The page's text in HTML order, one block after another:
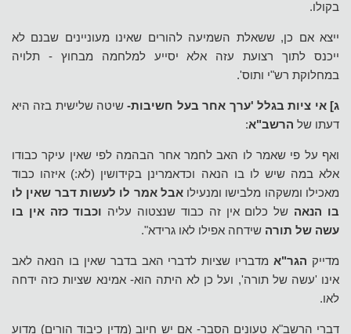
בקולו.
ייצא אם כן, ששאלת השמיעה להורים שאינו מעוניינים שבנם לא
ייכנס לתוך רצועת עזה אלא יסייע למלחמה מבחוץ - תלויה
במחלוקת רש"י ותוס'.
ג] אי ציות בגלל 'ערך אחר בעל חשיבות-שיטה שלישית בזה היא
דעתו של הרשב"א:
ואף על פי שאמר לו האב לחמר אחר הבהמה לפי שאין עיקר כבודו
אלא במה שיש לו בו הנאה וכדאמרינן בקידושין (לא:) איזהו כבוד
מאכילו ומשקהו מלבישו ומנעילואבל אמר לו לעשות דבר שאין לו
בו הנאה של כלום אין זה כבוד שנצטוה עליה וכבוד כזה אין בו
עשה של תורה שידחה אפילו לאו גרידא".
מדייק הגר"אמדבריו שציות לדברי האב בדבר שאין בו הנאה לאב
אינו 'עשה של תורה', ועל כן לא היתה הוא- אמינא שציות כזה ידחה
לאו.
דברי הרשב"א טעונים הסבר- אם יש חיוב (מדין כיבוד הורים) מדוע